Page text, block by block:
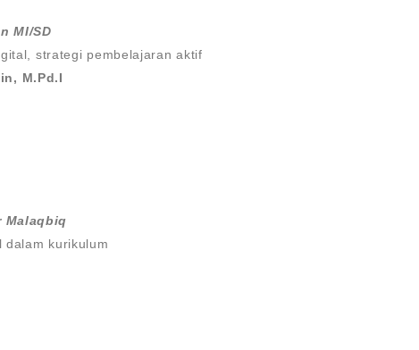
MI/SD
strategi pembelajaran aktif
M.Pd.I
Malaqbiq
dalam kurikulum